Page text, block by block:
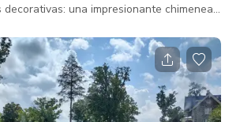
decorativas: una impresionante chimenea
en el comedor/biblioteca. Los paneles
y los pisos de madera en todo el
visión del gran pasado de la casa. Las
están divididas por puertas